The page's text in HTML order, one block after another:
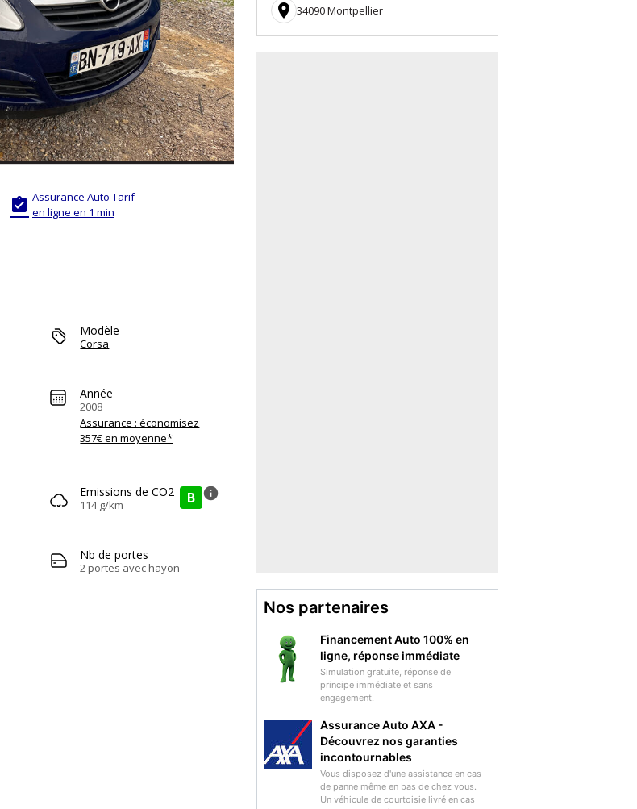
 Assurance Auto Tarif
en ligne en 1 min
Modèle
Corsa
Année
2008
Assurance : économisez
357€ en moyenne*
Emissions de CO2
114 g/km B info
Nb de portes
2 portes avec hayon
 34090 Montpellier
Nos partenaires
Financement Auto 100% en
ligne, réponse immédiate
Simulation gratuite, réponse de
principe immédiate et sans
engagement.
Assurance Auto AXA -
Découvrez nos garanties
incontournables
Vous disposez d'une assistance en cas
de panne même en bas de chez vous.
Un véhicule de courtoisie livré en cas